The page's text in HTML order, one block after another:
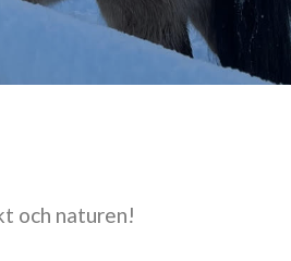
och naturen!